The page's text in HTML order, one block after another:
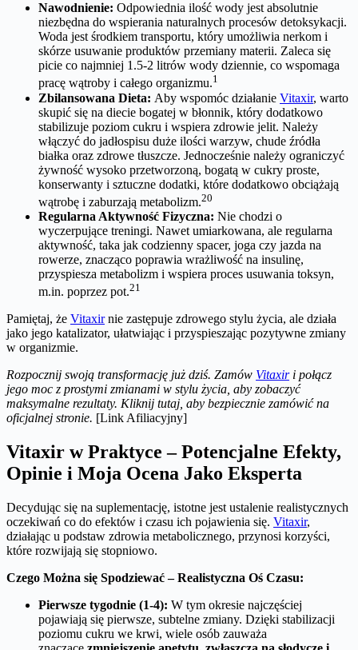
Nawodnienie: Odpowiednia ilość wody jest absolutnie
niezbędna do wspierania naturalnych procesów detoksykacji.
Woda jest środkiem transportu, który umożliwia nerkom i
skórze usuwanie produktów przemiany materii. Zaleca się
picie co najmniej 1.5-2 litrów wody dziennie, co wspomaga
pracę wątroby i całego organizmu.1
Zbilansowana Dieta: Aby wspomóc działanie Vitaxir, warto
skupić się na diecie bogatej w błonnik, który dodatkowo
stabilizuje poziom cukru i wspiera zdrowie jelit. Należy
włączyć do jadłospisu duże ilości warzyw, chude źródła
białka oraz zdrowe tłuszcze. Jednocześnie należy ograniczyć
żywność wysoko przetworzoną, bogatą w cukry proste,
konserwanty i sztuczne dodatki, które dodatkowo obciążają
wątrobę i zaburzają metabolizm.20
Regularna Aktywność Fizyczna: Nie chodzi o
wyczerpujące treningi. Nawet umiarkowana, ale regularna
aktywność, taka jak codzienny spacer, joga czy jazda na
rowerze, znacząco poprawia wrażliwość na insulinę,
przyspiesza metabolizm i wspiera proces usuwania toksyn,
m.in. poprzez pot.21
Pamiętaj, że Vitaxirnie zastępuje zdrowego stylu życia, ale działa
jako jego katalizator, ułatwiając i przyspieszając pozytywne zmiany
w organizmie.
Rozpocznij swoją transformację już dziś. Zamów Vitaxiri połącz
jego moc z prostymi zmianami w stylu życia, aby zobaczyć
maksymalne rezultaty. Kliknij tutaj, aby bezpiecznie zamówić na
oficjalnej stronie. [Link Afiliacyjny]
Vitaxir w Praktyce – Potencjalne Efekty,
Opinie i Moja Ocena Jako Eksperta
Decydując się na suplementację, istotne jest ustalenie realistycznych
oczekiwań co do efektów i czasu ich pojawienia się. Vitaxir,
działając u podstaw zdrowia metabolicznego, przynosi korzyści,
które rozwijają się stopniowo.
Czego Można się Spodziewać – Realistyczna Oś Czasu:
Pierwsze tygodnie (1-4): W tym okresie najczęściej
pojawiają się pierwsze, subtelne zmiany. Dzięki stabilizacji
poziomu cukru we krwi, wiele osób zauważa